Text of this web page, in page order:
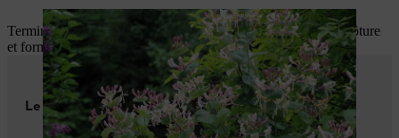
Terminé ! La plante à vrilles peut maintenant grimper sur la clôture
et former un brise-vue.
Le conseil pro STIHL